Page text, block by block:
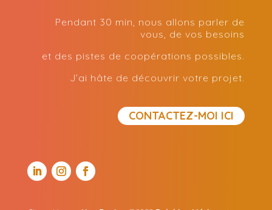
Pendant 30 min, nous allons parler de
vous, de vos besoins
et des pistes de coopérations possibles.
J’ai hâte de découvrir votre projet.
CONTACTEZ-MOI ICI